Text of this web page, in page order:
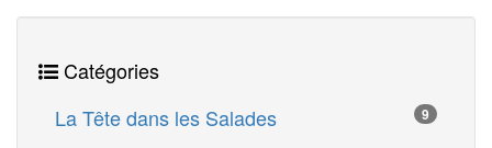
Catégories
9
La Tête dans les Salades